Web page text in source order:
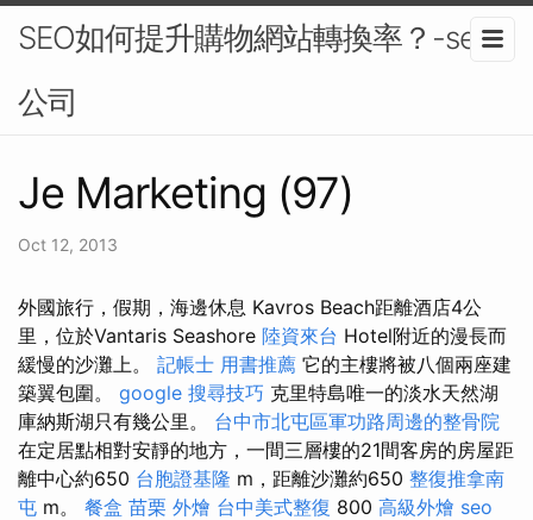
SEO如何提升購物網站轉換率？-seo
公司
Je Marketing (97)
Oct 12, 2013
外國旅行，假期，海邊休息 Kavros Beach距離酒店4公
里，位於Vantaris Seashore 陸資來台 Hotel附近的漫長而
緩慢的沙灘上。 記帳士 用書推薦 它的主樓將被八個兩座建
築翼包圍。 google 搜尋技巧 克里特島唯一的淡水天然湖
庫納斯湖只有幾公里。 台中市北屯區軍功路周邊的整骨院
在定居點相對安靜的地方，一間三層樓的21間客房的房屋距
離中心約650 台胞證基隆 m，距離沙灘約650 整復推拿南
屯 m。 餐盒 苗栗 外燴 台中美式整復 800 高級外燴 seo